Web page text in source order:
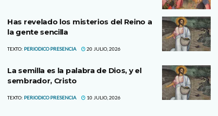
Has revelado los misterios del Reino a
la gente sencilla
TEXTO: PERIODICO PRESENCIA 20 JULIO, 2026
La semilla es la palabra de Dios, y el
sembrador, Cristo
TEXTO: PERIODICO PRESENCIA 10 JULIO, 2026